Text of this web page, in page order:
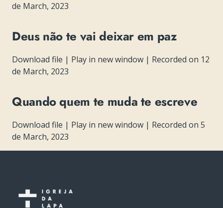
de March, 2023
Deus não te vai deixar em paz
Download file | Play in new window | Recorded on 12
de March, 2023
Quando quem te muda te escreve
Download file | Play in new window | Recorded on 5
de March, 2023